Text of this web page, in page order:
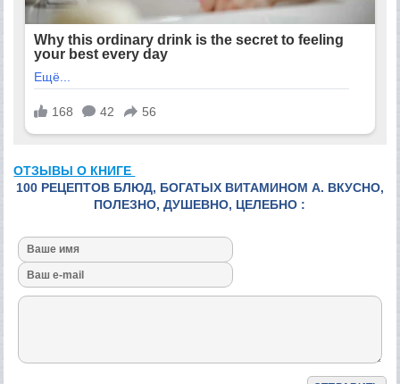
ОТЗЫВЫ О КНИГЕ
100 РЕЦЕПТОВ БЛЮД, БОГАТЫХ ВИТАМИНОМ A. ВКУСНО,
ПОЛЕЗНО, ДУШЕВНО, ЦЕЛЕБНО :